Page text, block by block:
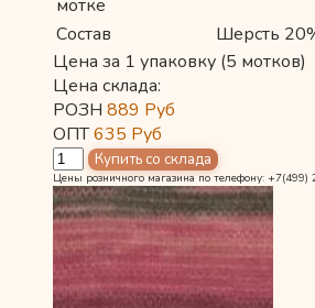
мотке
Состав
Шерсть
Цена за 1 упаковку (5 мотков)
Цена склада:
РОЗН 889 Руб
ОПТ635 Руб
Цены розничного магазина по телефону: